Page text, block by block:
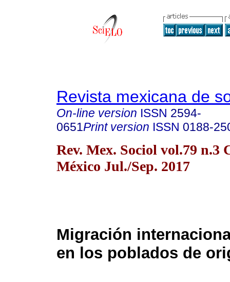
Revista mexicana de
On-line version ISSN 2594-
0651Print version ISSN 0188-
Rev. Mex. Sociol vol.79 n.3
México Jul./Sep. 2017
Migración
en los poblados de